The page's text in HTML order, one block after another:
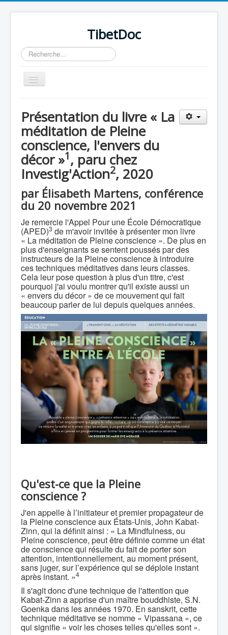
TibetDoc
Rechercher
Basculer
la
Présentation du livre « La
méditation de Pleine
conscience, l'envers du
décor »1, paru chez
Investig'Action2, 2020
par Élisabeth Martens, conférence
du 20 novembre 2021
Je remercie l'Appel Pour une École Démocratique
(APED)3 de m'avoir invitée à présenter mon livre
« La méditation de Pleine conscience ». De plus en
plus d'enseignants se sentent poussés par des
instructeurs de la Pleine conscience à introduire
ces techniques méditatives dans leurs classes.
Cela leur pose question à plus d'un titre, c'est
pourquoi j'ai voulu montrer qu'il existe aussi un
« envers du décor » de ce mouvement qui fait
beaucoup parler de lui depuis quelques années.
Qu'est-ce que la Pleine
conscience ?
J'en appelle à l’initiateur et premier propagateur de
la Pleine conscience aux États-Unis, John Kabat-
Zinn, qui la définit ainsi : « La Mindfulness, ou
Pleine conscience, peut être définie comme un état
de conscience qui résulte du fait de porter son
attention, intentionnellement, au moment présent,
sans juger, sur l’expérience qui se déploie instant
après instant. »4
Il s'agit donc d'une technique de l'attention que
Kabat-Zinn a apprise d'un maître bouddhiste, S.N.
Goenka dans les années 1970. En sanskrit, cette
technique méditative se nomme « Vipassana », ce
qui signifie « voir les choses telles qu'elles sont ».